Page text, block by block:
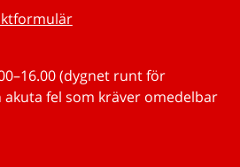
(dygnet runt för
fel som kräver omedelbar